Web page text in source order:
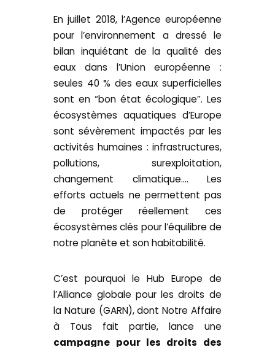
En juillet 2018, l’Agence européenne
pour l’environnement a dressé le
bilan inquiétant de la qualité des
eaux dans l’Union européenne :
seules 40 % des eaux superficielles
sont en “bon état écologique”. Les
écosystèmes aquatiques d’Europe
sont sévèrement impactés par les
activités humaines : infrastructures,
pollutions, surexploitation,
changement climatique…. Les
efforts actuels ne permettent pas
de protéger réellement ces
écosystèmes clés pour l’équilibre de
notre planète et son habitabilité.
C’est pourquoi le Hub Europe de
l’Alliance globale pour les droits de
la Nature (GARN), dont Notre Affaire
à Tous fait partie, lance une
campagne pour les droits des